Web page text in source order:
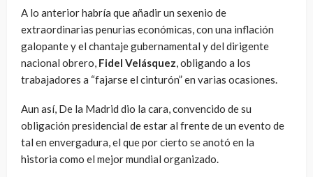
A lo anterior habría que añadir un sexenio de
extraordinarias penurias económicas, con una inflación
galopante y el chantaje gubernamental y del dirigente
nacional obrero, Fidel Velásquez, obligando a los
trabajadores a “fajarse el cinturón” en varias ocasiones.
Aun así, De la Madrid dio la cara, convencido de su
obligación presidencial de estar al frente de un evento de
tal en envergadura, el que por cierto se anotó en la
historia como el mejor mundial organizado.